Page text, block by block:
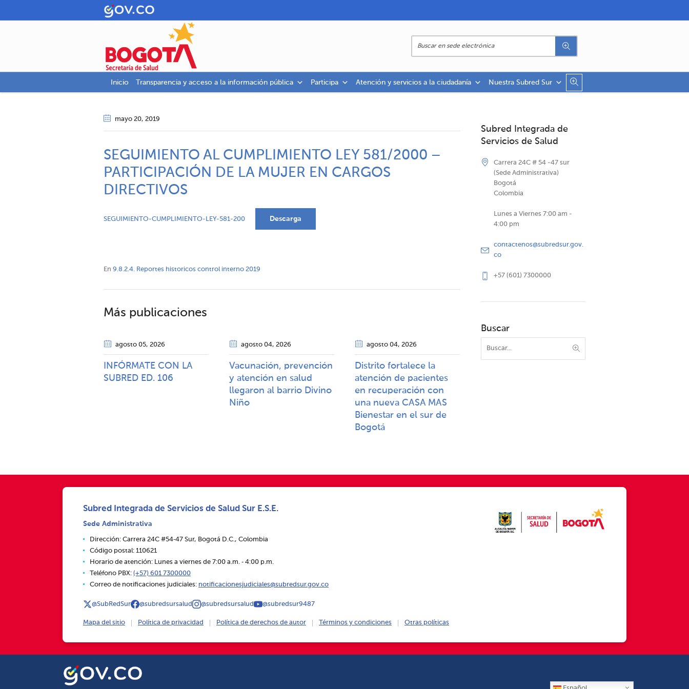
Inicio Transparencia y acceso a la información pública Participa Atención y servicios a la ciudadanía Nuestra Subred Sur
mayo 20, 2019
SEGUIMIENTO AL CUMPLIMIENTO LEY 581/2000 –
PARTICIPACIÓN DE LA MUJER EN CARGOS
DIRECTIVOS
SEGUIMIENTO-CUMPLIMIENTO-LEY-581-200 Descarga
En 9.8.2.4. Reportes historicos control interno 2019
Más publicaciones
agosto 05, 2026
INFÓRMATE CON LA
SUBRED ED. 106
agosto 04, 2026
Vacunación, prevención
y atención en salud
llegaron al barrio Divino
Niño
agosto 04, 2026
Distrito fortalece la
atención de pacientes
en recuperación con
una nueva CASA MAS
Bienestar en el sur de
Bogotá
Subred Integrada de
Servicios de Salud
Carrera 24C # 54 -47 sur
(Sede Administrativa)
Bogotá
Colombia
Lunes a Viernes 7:00 am -
4:00 pm
contactenos@subredsur.gov.
co
+57 (601) 7300000
Buscar
Subred Integrada de Servicios de Salud Sur E.S.E.
Sede Administrativa
Dirección: Carrera 24C #54‑47 Sur, Bogotá D.C., Colombia
Código postal: 110621
Horario de atención: Lunes a viernes de 7:00 a.m. ‑ 4:00 p.m.
Teléfono PBX: (+57) 601 7300000
Correo de notificaciones judiciales: notificacionesjudiciales@subredsur.gov.co
@SubRedSur @subredsursalud @subredsursalud @subredsur9487
Mapa del sitio Política de privacidad Política de derechos de autor Términos y condiciones Otras políticas